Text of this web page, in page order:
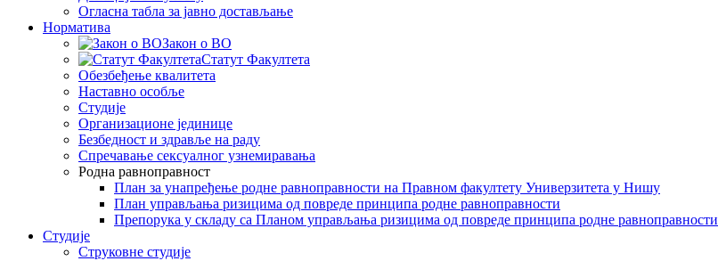
Огласна табла за јавно достављање
Норматива
Закон о ВО
Статут Факултета
Обезбеђење квалитета
Наставно особље
Студије
Организационе јединице
Безбедност и здравље на раду
Спречавање сексуалног узнемиравања
Родна равноправност
План за унапређење родне равноправности на Правном факултету Универзитета у Нишу
План управљања ризицима од повреде принципа родне равноправности
Препорука у складу са Планом управљања ризицима од повреде принципа родне равноправности
Студије
Струковне студије